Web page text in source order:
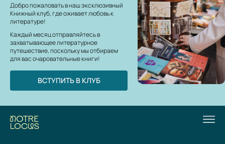
Добро пожаловать в наш эксклюзивный
Книжный клуб, где оживает любовь к
литературе!
Каждый месяц отправляйтесь в
захватывающее литературное
путешествие, поскольку мы отбираем
для вас очаровательные книги!
ВСТУПИТЬ В КЛУБ